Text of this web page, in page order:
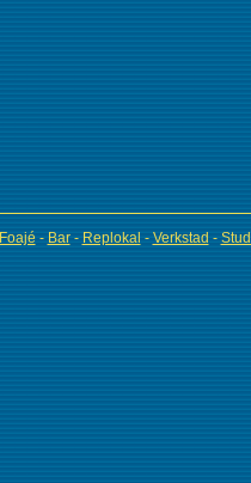
Foajé - Bar- Replokal - Verkstad -